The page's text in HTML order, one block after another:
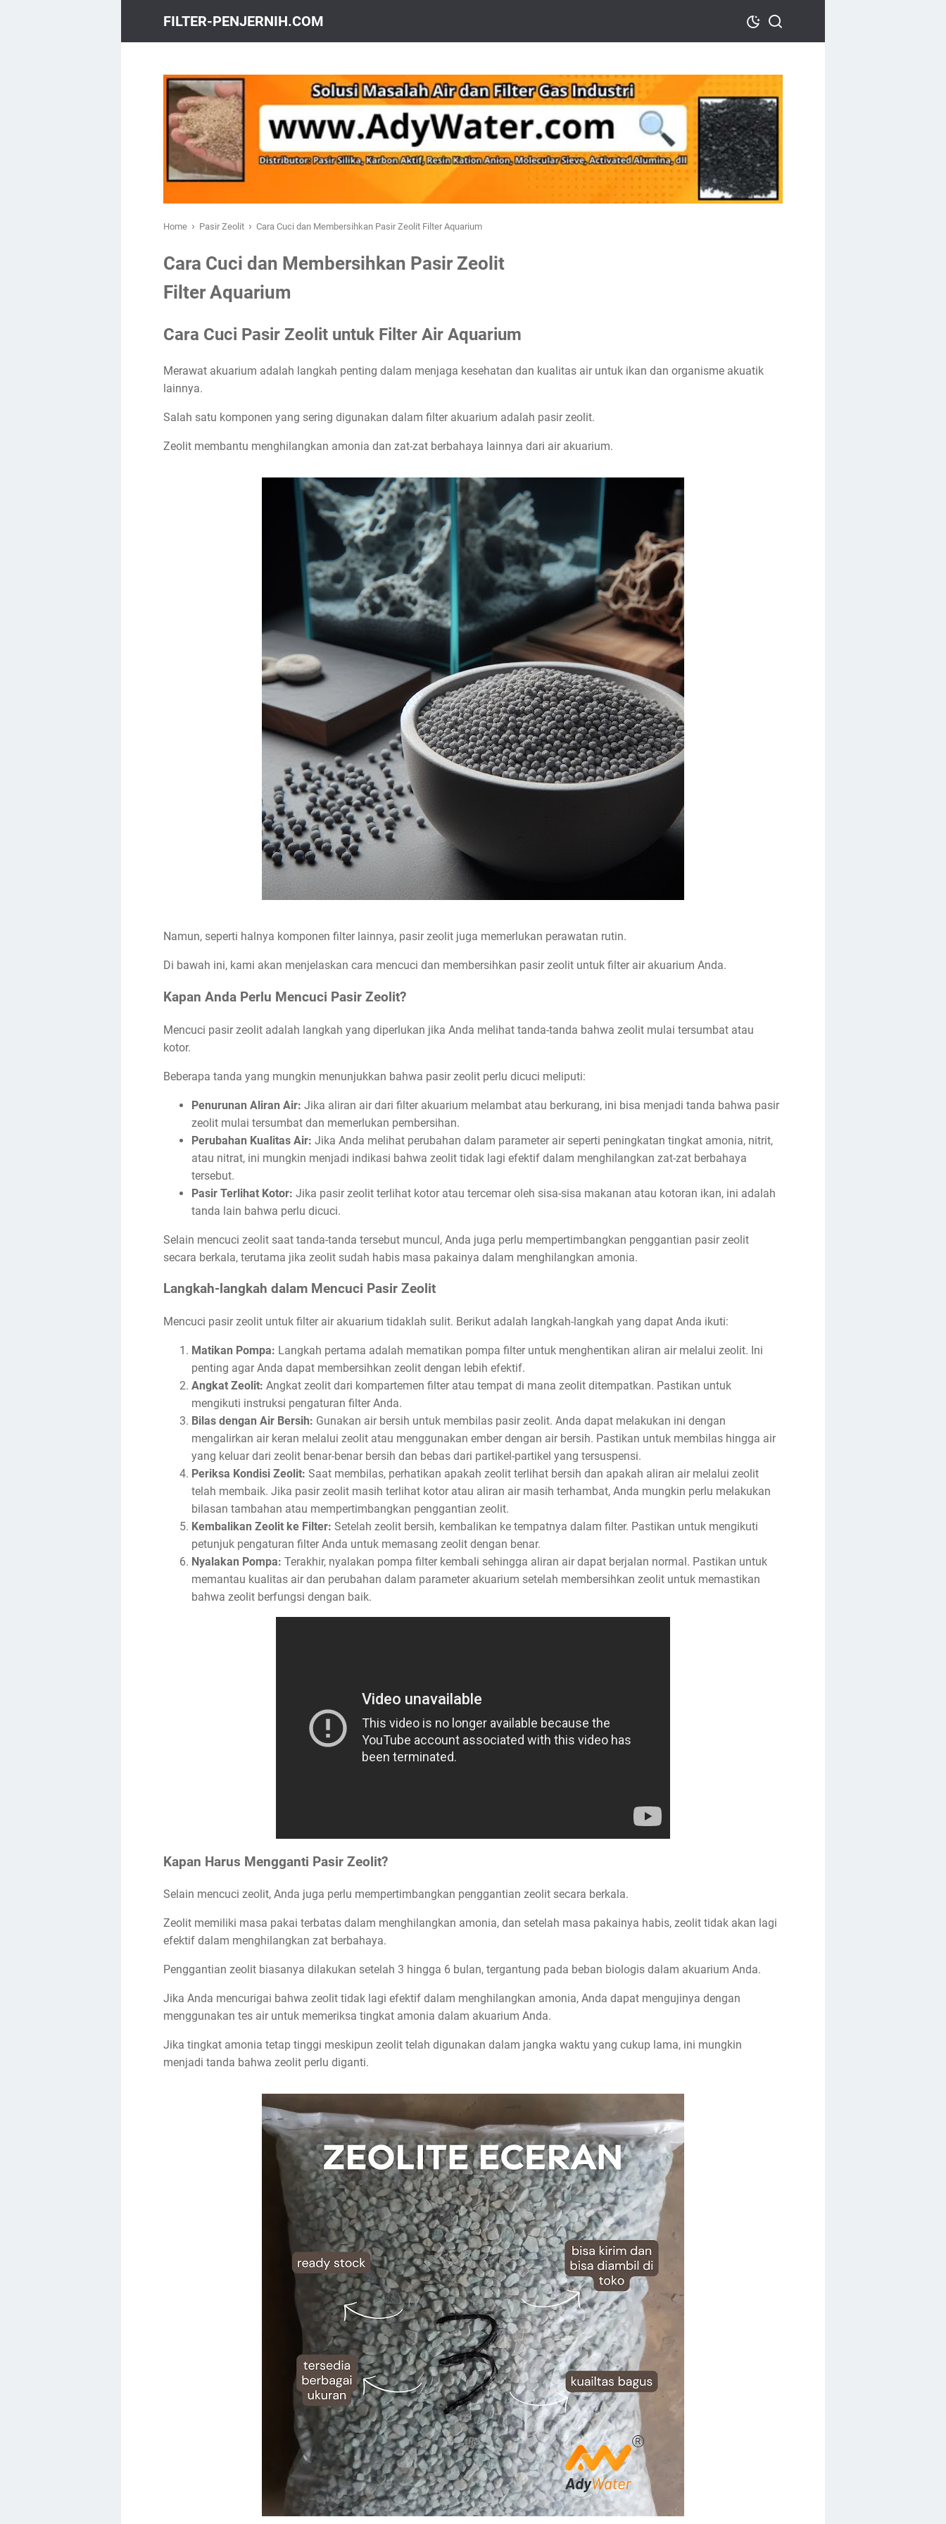
FILTER-PENJERNIH.COM
Home › Pasir Zeolit › Cara Cuci dan Membersihkan Pasir Zeolit Filter Aquarium
Cara Cuci dan Membersihkan Pasir Zeolit
Filter Aquarium
Cara Cuci Pasir Zeolit untuk Filter Air Aquarium
Merawat akuarium adalah langkah penting dalam menjaga kesehatan dan kualitas air untuk ikan dan organisme akuatik
lainnya.
Salah satu komponen yang sering digunakan dalam filter akuarium adalah pasir zeolit.
Zeolit membantu menghilangkan amonia dan zat-zat berbahaya lainnya dari air akuarium.
Namun, seperti halnya komponen filter lainnya, pasir zeolit juga memerlukan perawatan rutin.
Di bawah ini, kami akan menjelaskan cara mencuci dan membersihkan pasir zeolit untuk filter air akuarium Anda.
Kapan Anda Perlu Mencuci Pasir Zeolit?
Mencuci pasir zeolit adalah langkah yang diperlukan jika Anda melihat tanda-tanda bahwa zeolit mulai tersumbat atau
kotor.
Beberapa tanda yang mungkin menunjukkan bahwa pasir zeolit perlu dicuci meliputi:
Penurunan Aliran Air: Jika aliran air dari filter akuarium melambat atau berkurang, ini bisa menjadi tanda bahwa pasir
zeolit mulai tersumbat dan memerlukan pembersihan.
Perubahan Kualitas Air: Jika Anda melihat perubahan dalam parameter air seperti peningkatan tingkat amonia, nitrit,
atau nitrat, ini mungkin menjadi indikasi bahwa zeolit tidak lagi efektif dalam menghilangkan zat-zat berbahaya
tersebut.
Pasir Terlihat Kotor: Jika pasir zeolit terlihat kotor atau tercemar oleh sisa-sisa makanan atau kotoran ikan, ini adalah
tanda lain bahwa perlu dicuci.
Selain mencuci zeolit saat tanda-tanda tersebut muncul, Anda juga perlu mempertimbangkan penggantian pasir zeolit
secara berkala, terutama jika zeolit sudah habis masa pakainya dalam menghilangkan amonia.
Langkah-langkah dalam Mencuci Pasir Zeolit
Mencuci pasir zeolit untuk filter air akuarium tidaklah sulit. Berikut adalah langkah-langkah yang dapat Anda ikuti:
Matikan Pompa: Langkah pertama adalah mematikan pompa filter untuk menghentikan aliran air melalui zeolit. Ini
penting agar Anda dapat membersihkan zeolit dengan lebih efektif.
Angkat Zeolit: Angkat zeolit dari kompartemen filter atau tempat di mana zeolit ditempatkan. Pastikan untuk
mengikuti instruksi pengaturan filter Anda.
Bilas dengan Air Bersih: Gunakan air bersih untuk membilas pasir zeolit. Anda dapat melakukan ini dengan
mengalirkan air keran melalui zeolit atau menggunakan ember dengan air bersih. Pastikan untuk membilas hingga air
yang keluar dari zeolit benar-benar bersih dan bebas dari partikel-partikel yang tersuspensi.
Periksa Kondisi Zeolit: Saat membilas, perhatikan apakah zeolit terlihat bersih dan apakah aliran air melalui zeolit
telah membaik. Jika pasir zeolit masih terlihat kotor atau aliran air masih terhambat, Anda mungkin perlu melakukan
bilasan tambahan atau mempertimbangkan penggantian zeolit.
Kembalikan Zeolit ke Filter: Setelah zeolit bersih, kembalikan ke tempatnya dalam filter. Pastikan untuk mengikuti
petunjuk pengaturan filter Anda untuk memasang zeolit dengan benar.
Nyalakan Pompa: Terakhir, nyalakan pompa filter kembali sehingga aliran air dapat berjalan normal. Pastikan untuk
memantau kualitas air dan perubahan dalam parameter akuarium setelah membersihkan zeolit untuk memastikan
bahwa zeolit berfungsi dengan baik.
Kapan Harus Mengganti Pasir Zeolit?
Selain mencuci zeolit, Anda juga perlu mempertimbangkan penggantian zeolit secara berkala.
Zeolit memiliki masa pakai terbatas dalam menghilangkan amonia, dan setelah masa pakainya habis, zeolit tidak akan lagi
efektif dalam menghilangkan zat berbahaya.
Penggantian zeolit biasanya dilakukan setelah 3 hingga 6 bulan, tergantung pada beban biologis dalam akuarium Anda.
Jika Anda mencurigai bahwa zeolit tidak lagi efektif dalam menghilangkan amonia, Anda dapat mengujinya dengan
menggunakan tes air untuk memeriksa tingkat amonia dalam akuarium Anda.
Jika tingkat amonia tetap tinggi meskipun zeolit telah digunakan dalam jangka waktu yang cukup lama, ini mungkin
menjadi tanda bahwa zeolit perlu diganti.